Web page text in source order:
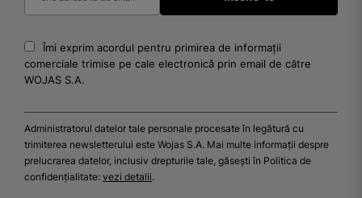
Îmi exprim acordul pentru primirea de informații
comerciale trimise pe cale electronică prin email de către
WOJAS S.A.
Administratorul datelor tale personale procesate în legătură cu
trimiterea newsletterului este Wojas S.A. Mai multe informații despre
prelucrarea datelor, inclusiv drepturile tale, găsești în Politica de
confidențialitate: vezi detalii.